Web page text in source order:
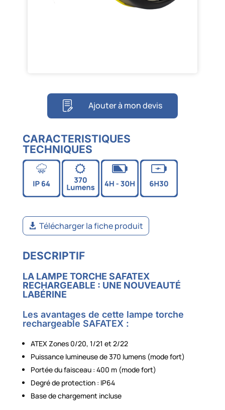
Ajouter à mon devis
CARACTERISTIQUES
TECHNIQUES
Télécharger la fiche produit
DESCRIPTIF
LA LAMPE TORCHE SAFATEX
RECHARGEABLE : UNE NOUVEAUTÉ
LABÉRINE
Les avantages de cette lampe torche
rechargeable SAFATEX :
ATEX Zones 0/20, 1/21 et 2/22
Puissance lumineuse de 370 lumens (mode fort)
Portée du faisceau : 400 m (mode fort)
Degré de protection : IP64
Base de chargement incluse